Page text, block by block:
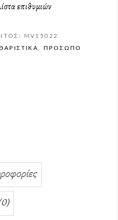
επιθυμιών
MV15022
ΠΡΌΣΩΠΟ